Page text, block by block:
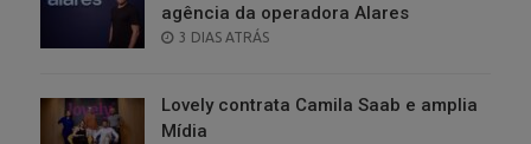
agência da operadora Alares
POSTED
3 DIAS ATRÁS
Lovely contrata Camila Saab e amplia
Mídia